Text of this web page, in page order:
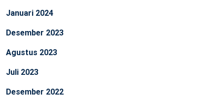
Januari 2024
Desember 2023
Agustus 2023
Juli 2023
Desember 2022